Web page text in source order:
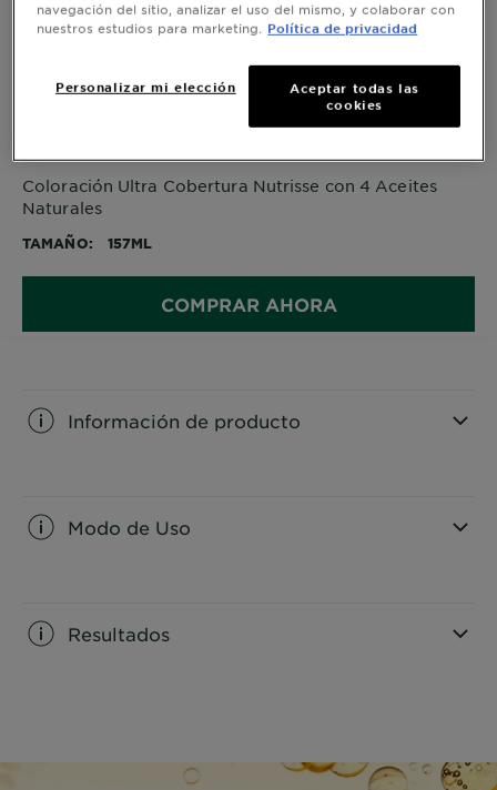
Coloración Ultra Cobertura Nutrisse con 4 Aceites
Naturales
TAMAÑO 157ML
COMPRAR AHORA
Información de producto
Modo de Uso
Resultados
navegación del sitio, analizar el uso del mismo, y colaborar con
nuestros estudios para marketing. Política de privacidad
Aceptar todas las
cookies
Personalizar mi elección